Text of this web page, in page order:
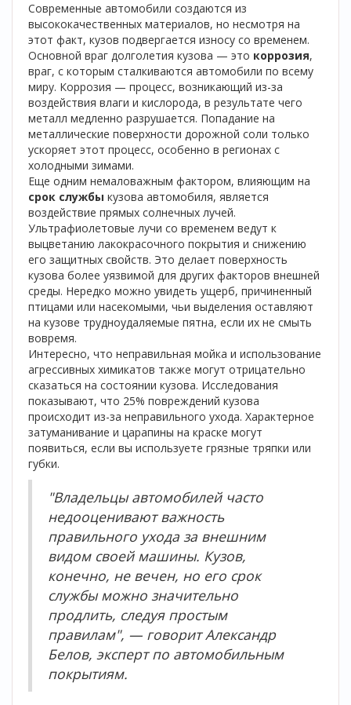
Современные автомобили создаются из
высококачественных материалов, но несмотря на
этот факт, кузов подвергается износу со временем.
Основной враг долголетия кузова — это коррозия,
враг, с которым сталкиваются автомобили по всему
миру. Коррозия — процесс, возникающий из-за
воздействия влаги и кислорода, в результате чего
металл медленно разрушается. Попадание на
металлические поверхности дорожной соли только
ускоряет этот процесс, особенно в регионах с
холодными зимами.
Еще одним немаловажным фактором, влияющим на
срок службы кузова автомобиля, является
воздействие прямых солнечных лучей.
Ультрафиолетовые лучи со временем ведут к
выцветанию лакокрасочного покрытия и снижению
его защитных свойств. Это делает поверхность
кузова более уязвимой для других факторов внешней
среды. Нередко можно увидеть ущерб, причиненный
птицами или насекомыми, чьи выделения оставляют
на кузове трудноудаляемые пятна, если их не смыть
вовремя.
Интересно, что неправильная мойка и использование
агрессивных химикатов также могут отрицательно
сказаться на состоянии кузова. Исследования
показывают, что 25% повреждений кузова
происходит из-за неправильного ухода. Характерное
затуманивание и царапины на краске могут
появиться, если вы используете грязные тряпки или
губки.
"Владельцы автомобилей часто
недооценивают важность
правильного ухода за внешним
видом своей машины. Кузов,
конечно, не вечен, но его срок
службы можно значительно
продлить, следуя простым
правилам", — говорит Александр
Белов, эксперт по автомобильным
покрытиям.